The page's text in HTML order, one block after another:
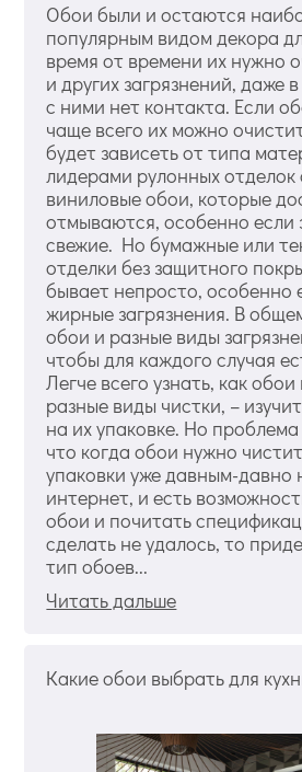
Обои были и остаются
популярным видом декора
время от времени их нужно
и других загрязнений, даже
с ними нет контакта. Если
чаще всего их можно
будет зависеть от типа
лидерами рулонных отделок
виниловые обои, которые
отмываются, особенно если
свежие. Но бумажные или
отделки без защитного
бывает непросто, особенно
жирные загрязнения. В
обои и разные виды
чтобы для каждого случая
Легче всего узнать, как
разные виды чистки, –
на их упаковке. Но
что когда обои нужно
упаковки уже давным-давно
интернет, и есть
обои и почитать
сделать не удалось, то
тип обоев...
Читать дальше
Какие обои выбрать для